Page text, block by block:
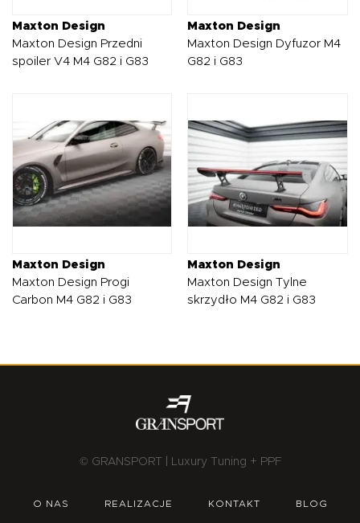
Maxton Design
Maxton Design Przedni
spoiler V4 M4 G82 i G83
Maxton Design
Maxton Design Dyfuzor M4
G82 i G83
Maxton Design
Maxton Design Progi
Carbon M4 G82 i G83
Maxton Design
Maxton Design Tylne
skrzydło M4 G82 i G83
© GRANSPORT | Luxury Tuning + PPF
O NAS REALIZACJE KONTAKT BLOG